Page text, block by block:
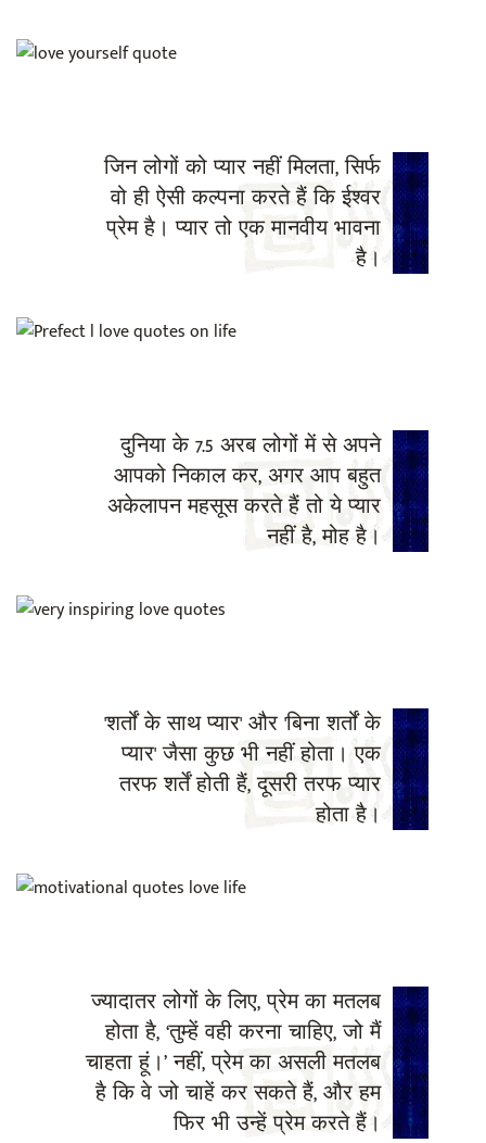
जिन लोगों को प्यार नहीं मिलता, सिर्फ
वो ही ऐसी कल्पना करते हैं कि ईश्वर
प्रेम है। प्यार तो एक मानवीय भावना
है।
दुनिया के 7.5 अरब लोगों में से अपने
आपको निकाल कर, अगर आप बहुत
अकेलापन महसूस करते हैं तो ये प्यार
नहीं है, मोह है।
'शर्तों के साथ प्यार' और 'बिना शर्तों के
प्यार' जैसा कुछ भी नहीं होता। एक
तरफ शर्तें होती हैं, दूसरी तरफ प्यार
होता है।
ज्यादातर लोगों के लिए, प्रेम का मतलब
होता है, ‘तुम्हें वही करना चाहिए, जो मैं
चाहता हूं।’ नहीं, प्रेम का असली मतलब
है कि वे जो चाहें कर सकते हैं, और हम
फिर भी उन्हें प्रेम करते हैं।